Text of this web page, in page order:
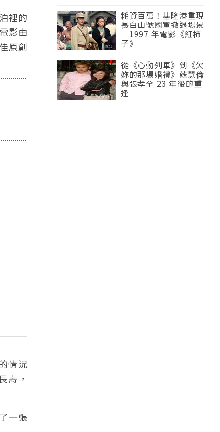
裡的
影由
原創
情況
壽，
一張
耗資百萬！基隆港重現
長白山號國軍撤退場景
｜1997 年電影《紅柿
子》
從《心動列車》到《欠
妳的那場婚禮》蘇慧倫
與張孝全 23 年後的重
逢